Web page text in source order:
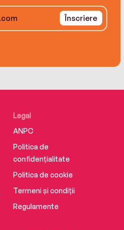
Înscriere
Legal
ANPC
Politica de
confidențialitate
Politica de cookie
Termeni și condiții
Regulamente